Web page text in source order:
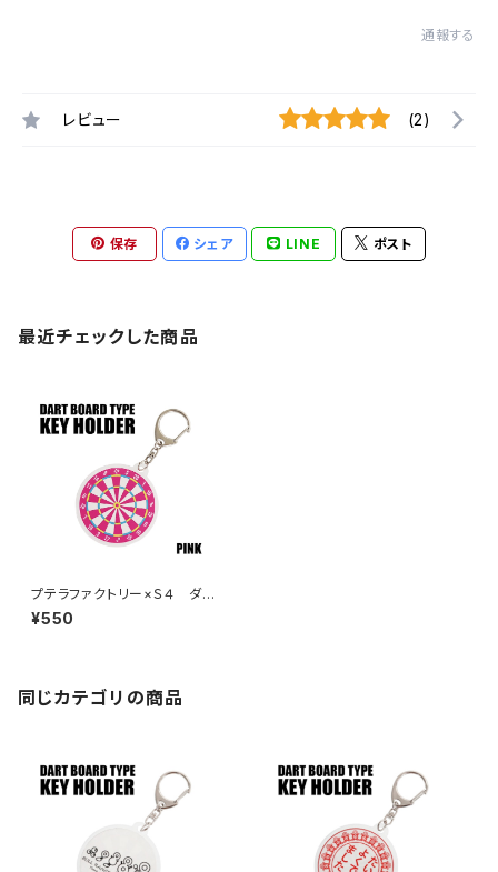
通報する
レビュー (2)
保存 シェア LINE ポスト
最近チェックした商品
プテラファクトリー×Ｓ４ ダー
ツボード型キーホルダー ピン
ク
¥550
同じカテゴリの商品